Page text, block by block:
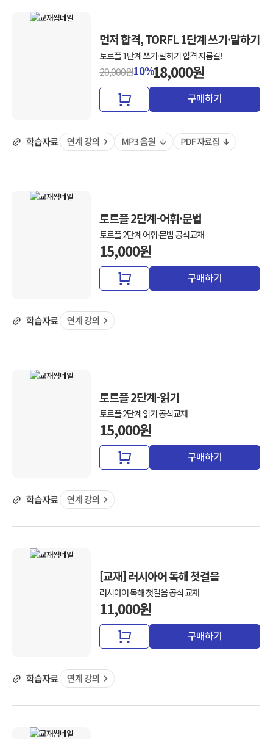
먼저 합격, TORFL 1단계 쓰기·말하기
토르플 1단계 쓰기·말하기 합격 지름길!
20,000원10%18,000원
구매하기
토르플 2단계-어휘·문법
토르플 2단계 어휘·문법 공식교재
15,000원
구매하기
토르플 2단계-읽기
토르플 2단계 읽기 공식교재
15,000원
구매하기
[교재] 러시아어 독해 첫걸음
러시아어 독해 첫걸음 공식 교재
11,000원
구매하기